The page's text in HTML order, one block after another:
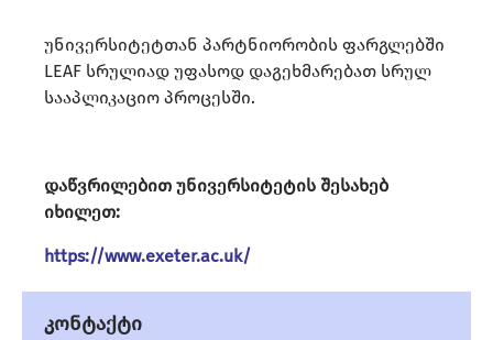
უნივერსიტეტთან პარტნიორობის ფარგლებში
LEAF სრულიად უფასოდ დაგეხმარებათ სრულ
სააპლიკაციო პროცესში.
დაწვრილებით უნივერსიტეტის შესახებ
იხილეთ:
https://www.exeter.ac.uk/
კონტაქტი